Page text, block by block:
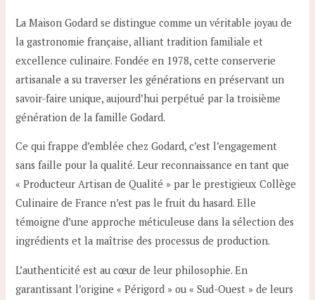
La Maison Godard se distingue comme un véritable joyau de
la gastronomie française, alliant tradition familiale et
excellence culinaire. Fondée en 1978, cette conserverie
artisanale a su traverser les générations en préservant un
savoir-faire unique, aujourd’hui perpétué par la troisième
génération de la famille Godard.
Ce qui frappe d’emblée chez Godard, c’est l’engagement
sans faille pour la qualité. Leur reconnaissance en tant que
« Producteur Artisan de Qualité » par le prestigieux Collège
Culinaire de France n’est pas le fruit du hasard. Elle
témoigne d’une approche méticuleuse dans la sélection des
ingrédients et la maîtrise des processus de production.
L’authenticité est au cœur de leur philosophie. En
garantissant l’origine « Périgord » ou « Sud-Ouest » de leurs